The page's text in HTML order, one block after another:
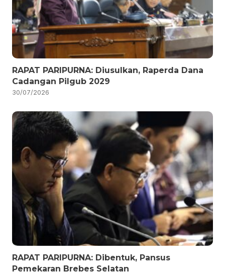
RAPAT PARIPURNA: Diusulkan, Raperda Dana
Cadangan Pilgub 2029
30/07/2026
RAPAT PARIPURNA: Dibentuk, Pansus
Pemekaran Brebes Selatan